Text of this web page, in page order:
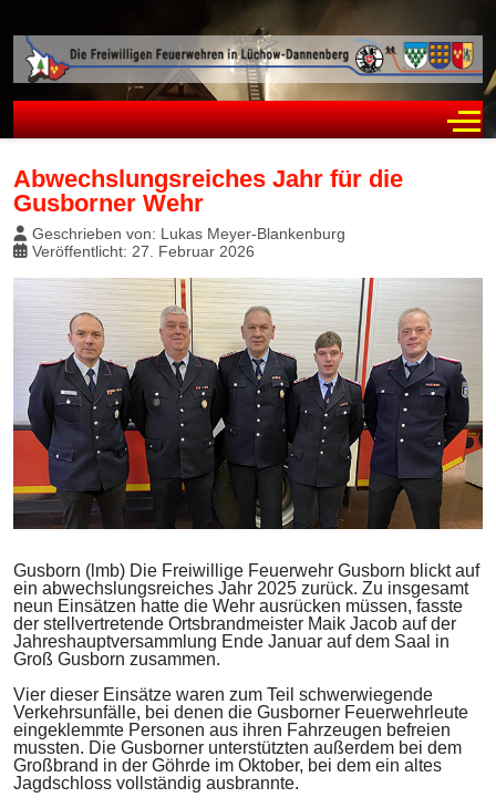
Abwechslungsreiches Jahr für die
Gusborner Wehr
Geschrieben von: Lukas Meyer-Blankenburg
Veröffentlicht: 27. Februar 2026
Gusborn (lmb) Die Freiwillige Feuerwehr Gusborn blickt auf
ein abwechslungsreiches Jahr 2025 zurück. Zu insgesamt
neun Einsätzen hatte die Wehr ausrücken müssen, fasste
der stellvertretende Ortsbrandmeister Maik Jacob auf der
Jahreshauptversammlung Ende Januar auf dem Saal in
Groß Gusborn zusammen.
Vier dieser Einsätze waren zum Teil schwerwiegende
Verkehrsunfälle, bei denen die Gusborner Feuerwehrleute
eingeklemmte Personen aus ihren Fahrzeugen befreien
mussten. Die Gusborner unterstützten außerdem bei dem
Großbrand in der Göhrde im Oktober, bei dem ein altes
Jagdschloss vollständig ausbrannte.